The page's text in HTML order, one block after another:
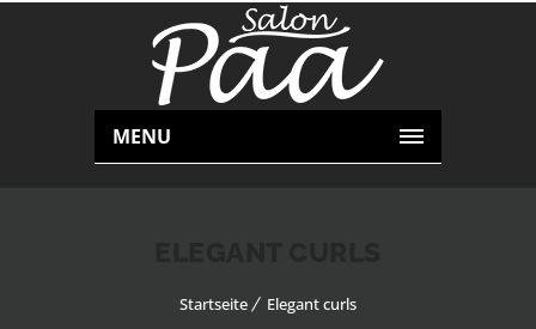
MENU
Startseite Elegant curls